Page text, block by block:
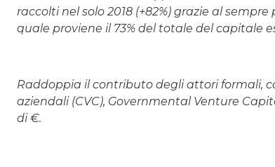
raccolti nel solo 2018 (+82%) grazie al
quale proviene il 73% del totale del capitale
Raddoppia il contributo degli attori formali,
aziendali (CVC), Governmental Venture
di €.